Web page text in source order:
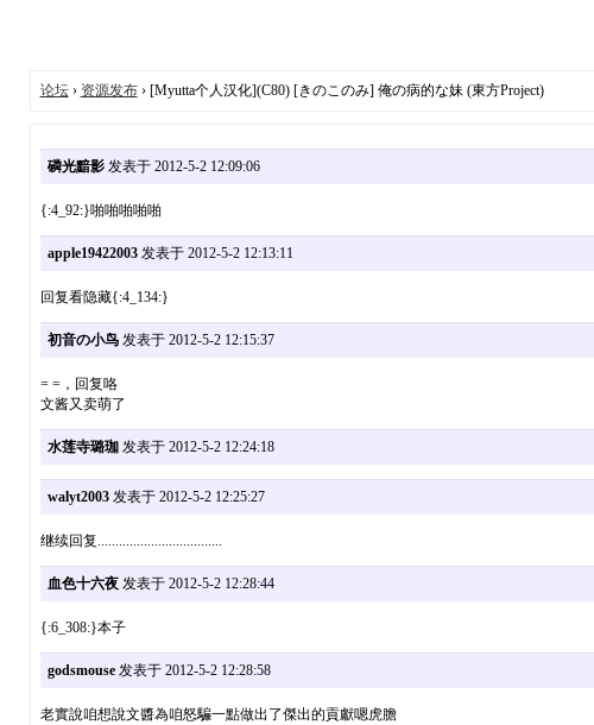
论坛› 资源发布› [Myutta个人汉化](C80) [きのこのみ] 俺の病的な妹 (東方Project)
磷光黯影发表于 2012-5-2 12:09:06
{:4_92:}啪啪啪啪啪
apple19422003发表于 2012-5-2 12:13:11
回复看隐藏{:4_134:}
初音の小鸟发表于 2012-5-2 12:15:37
= =，回复咯
文酱又卖萌了
水莲寺璐珈发表于 2012-5-2 12:24:18
walyt2003发表于 2012-5-2 12:25:27
继续回复...................................
血色十六夜发表于 2012-5-2 12:28:44
{:6_308:}本子
godsmouse发表于 2012-5-2 12:28:58
老實說咱想說文醬為咱怒騙一點做出了傑出的貢獻嗯虎膽